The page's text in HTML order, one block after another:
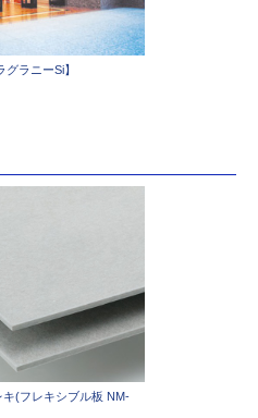
ラニーSi】
(フレキシブル板 NM-